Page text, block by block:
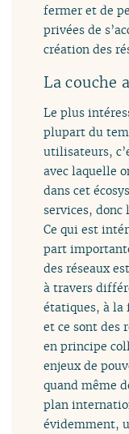
fermer et de
privées de
création des
La couche
Le plus
plupart du
utilisateurs,
avec laquelle
dans cet
services, donc
Ce qui est
part
des réseaux
à travers
étatiques, à la
et ce sont des
en principe
enjeux de
quand même
plan
évidemment,